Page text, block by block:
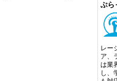
ぷら
レー
ア、
は業
し、